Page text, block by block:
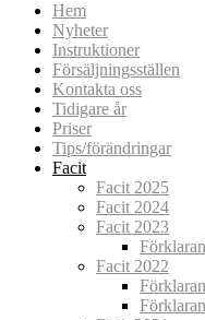
Hem
Nyheter
Instruktioner
Försäljningsställen
Kontakta oss
Tidigare år
Priser
Tips/förändringar
Facit
Facit 2025
Facit 2024
Facit 2023
Facit 2022